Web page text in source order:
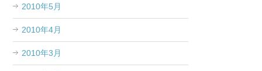
2010年5月
2010年4月
2010年3月